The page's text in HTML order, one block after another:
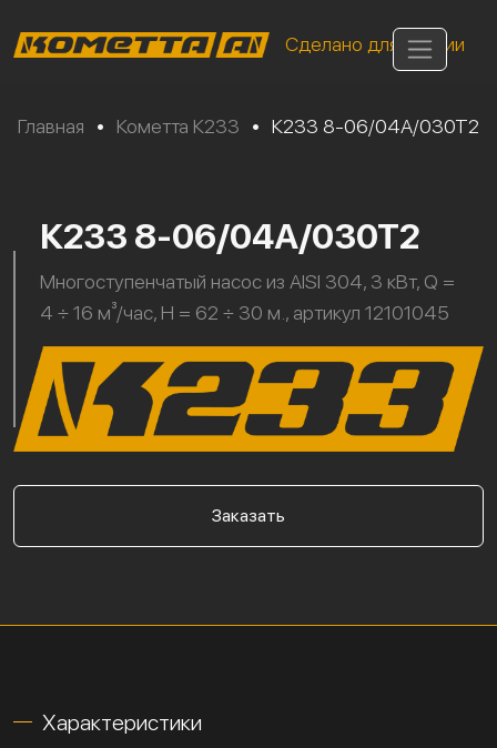
Сделано для России
Главная • Кометта К233 • К233 8-06/04А/030Т2
К233 8-06/04А/030Т2
Многоступенчатый насос из AISI 304, 3 кВт, Q =
4 ÷ 16 м³/час, H = 62 ÷ 30 м., артикул 12101045
Заказать
Характеристики